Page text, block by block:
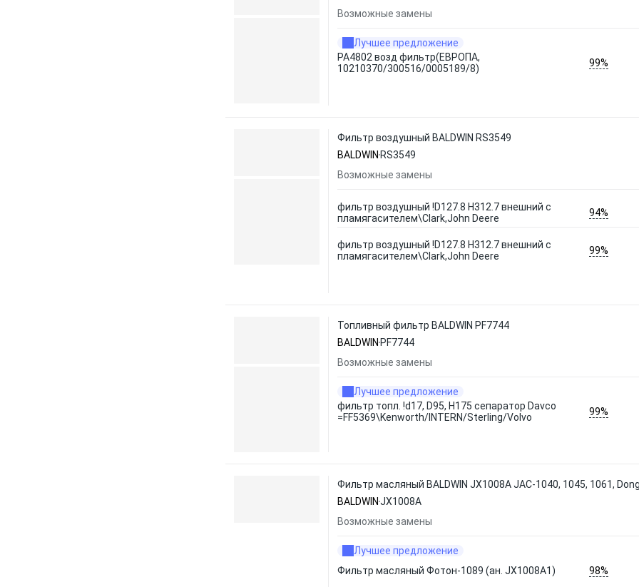
Возможные замены
Лучшее предложение
PA4802 возд фильтр(ЕВРОПА,
10210370/300516/0005189/8)
99%
Фильтр воздушный BALDWIN RS3549
BALDWIN RS3549
Возможные замены
фильтр воздушный !D127.8 H312.7 внешний с
пламягасителем\Clark,John Deere
94%
фильтр воздушный !D127.8 H312.7 внешний с
пламягасителем\Clark,John Deere
99%
Топливный фильтр BALDWIN PF7744
BALDWIN PF7744
Возможные замены
Лучшее предложение
фильтр топл. !d17, D95, H175 сепаратор Davco
=FF5369\Kenworth/INTERN/Sterling/Volvo
99%
Фильтр масляный BALDWIN JX1008A JAC-1040, 1045, 1061,
BALDWIN JX1008A
Возможные замены
Лучшее предложение
Фильтр масляный Фотон-1089 (ан. JX1008A1)
98%